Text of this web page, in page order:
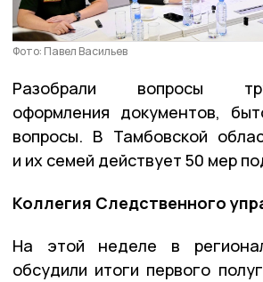
Фото: Павел Васильев
Разобрали вопросы
оформления документов,
вопросы. В Тамбовской
и их семей действует 50 мер
Коллегия Следственного
На этой неделе в
обсудили итоги первого